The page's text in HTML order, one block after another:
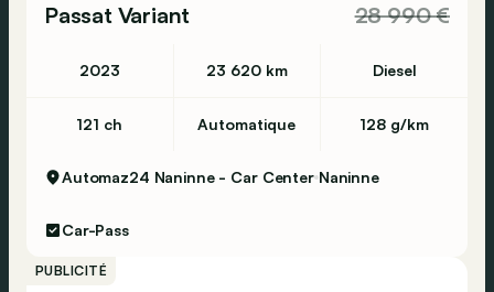
Passat Variant
28 990 €
2023 23 620 km Diesel
121 ch Automatique 128 g/km
Automaz24 Naninne - Car Center Naninne
Car-Pass
PUBLICITÉ